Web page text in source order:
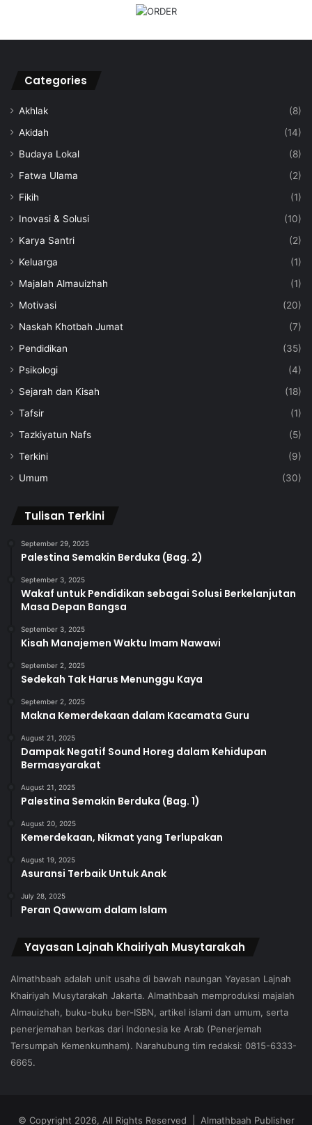
Categories
Akhlak
(8)
Akidah
(14)
Budaya Lokal
(8)
Fatwa Ulama
(2)
Fikih
(1)
Inovasi & Solusi
(10)
Karya Santri
(2)
Keluarga
(1)
Majalah Almauizhah
(1)
Motivasi
(20)
Naskah Khotbah Jumat
(7)
Pendidikan
(35)
Psikologi
(4)
Sejarah dan Kisah
(18)
Tafsir
(1)
Tazkiyatun Nafs
(5)
Terkini
(9)
Umum
(30)
Tulisan Terkini
September 29, 2025
Palestina Semakin Berduka (Bag. 2)
September 3, 2025
Wakaf untuk Pendidikan sebagai Solusi Berkelanjutan
Masa Depan Bangsa
September 3, 2025
Kisah Manajemen Waktu Imam Nawawi
September 2, 2025
Sedekah Tak Harus Menunggu Kaya
September 2, 2025
Makna Kemerdekaan dalam Kacamata Guru
August 21, 2025
Dampak Negatif Sound Horeg dalam Kehidupan
Bermasyarakat
August 21, 2025
Palestina Semakin Berduka (Bag. 1)
August 20, 2025
Kemerdekaan, Nikmat yang Terlupakan
August 19, 2025
Asuransi Terbaik Untuk Anak
July 28, 2025
Peran Qawwam dalam Islam
Yayasan Lajnah Khairiyah Musytarakah
Almathbaah adalah unit usaha di bawah naungan Yayasan Lajnah
Khairiyah Musytarakah Jakarta. Almathbaah memproduksi majalah
Almauizhah, buku-buku ber-ISBN, artikel islami dan umum, serta
penerjemahan berkas dari Indonesia ke Arab (Penerjemah
Tersumpah Kemenkumham). Narahubung tim redaksi: 0815-6333-
6665.
© Copyright 2026, All Rights Reserved | Almathbaah Publisher